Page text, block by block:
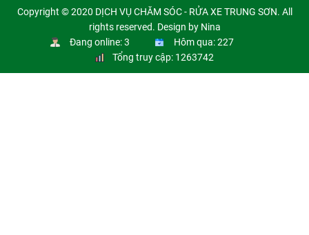
Copyright © 2020 DỊCH VỤ CHĂM SÓC - RỬA XE TRUNG SƠN. All
rights reserved. Design by Nina
Đang online: 3
Hôm qua: 227
Tổng truy cập: 1263742